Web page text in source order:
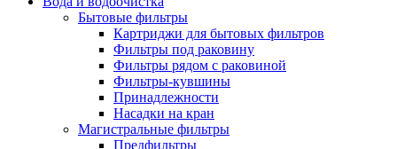
Бытовые фильтры
Картриджи для бытовых фильтров
Фильтры под раковину
Фильтры рядом с раковиной
Фильтры-кувшины
Принадлежности
Насадки на кран
Магистральные фильтры
Предфильтры